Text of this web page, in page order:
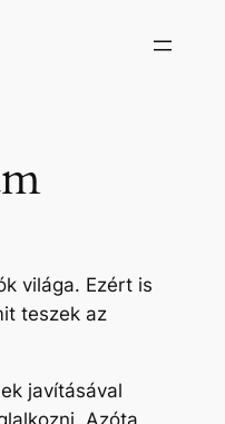
világa. Ezért is
teszek az
javításával
Azóta